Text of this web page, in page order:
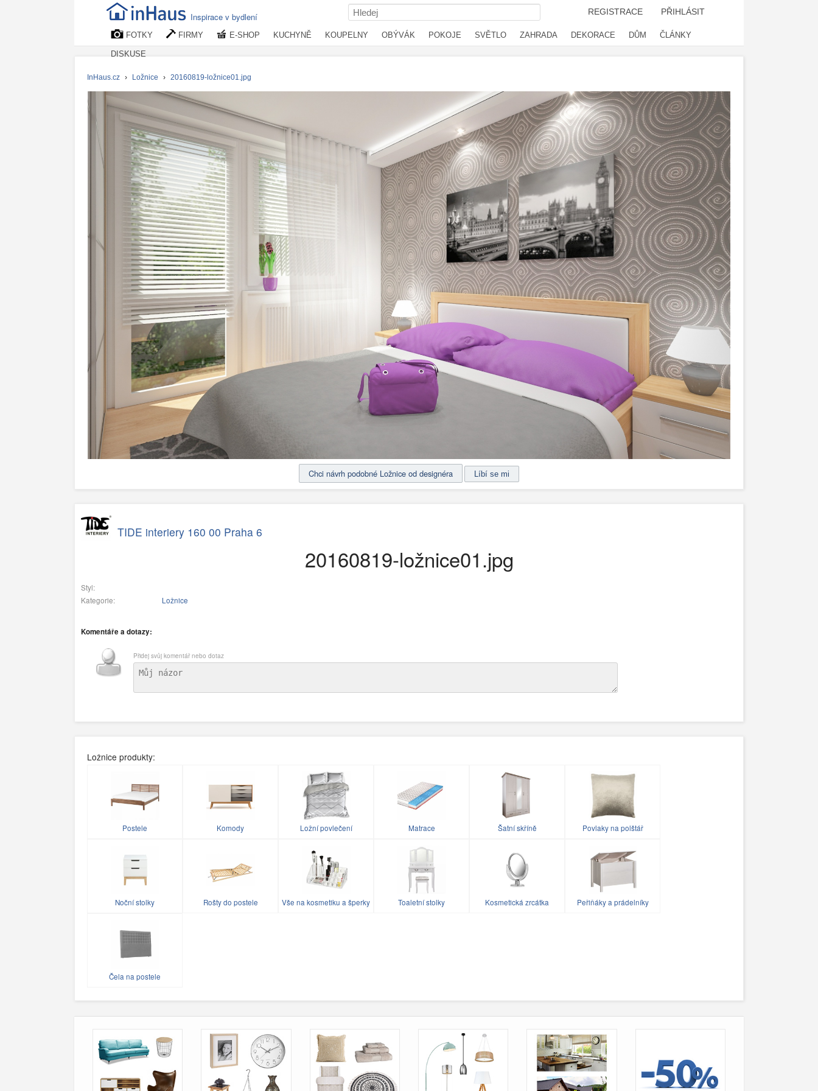
Inspirace v bydlení REGISTRACE PŘIHLÁSIT
FOTKY FIRMY E-SHOP KUCHYNĚ KOUPELNY OBÝVÁK POKOJE SVĚTLO ZAHRADA DEKORACE DŮM ČLÁNKY
DISKUSE
InHaus.cz › Ložnice › 20160819-ložnice01.jpg
Chci návrh podobné Ložnice od designéra
TIDE interiery 160 00 Praha 6
20160819-ložnice01.jpg
Styl:
Kategorie:
Ložnice
Komentáře a dotazy:
Přidej svůj komentář nebo dotaz
Ložnice produkty:
Postele Komody Ložní povlečení Matrace Šatní skříně Povlaky na polštář
Noční stolky Rošty do postele Vše na kosmetiku a šperky Toaletní stolky Kosmetická zrcátka Peřiňáky a prádelníky
Čela na postele